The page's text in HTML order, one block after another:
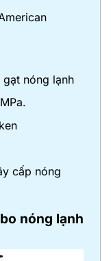
nóng lạnh
cấp nóng
nóng lạnh